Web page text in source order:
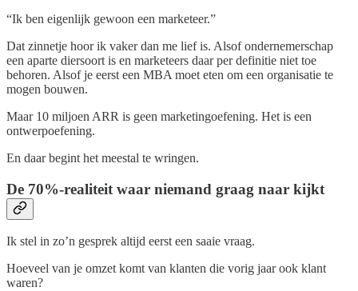
“Ik ben eigenlijk gewoon een marketeer.”
Dat zinnetje hoor ik vaker dan me lief is. Alsof ondernemerschap
een aparte diersoort is en marketeers daar per definitie niet toe
behoren. Alsof je eerst een MBA moet eten om een organisatie te
mogen bouwen.
Maar 10 miljoen ARR is geen marketingoefening. Het is een
ontwerpoefening.
En daar begint het meestal te wringen.
De 70%-realiteit waar niemand graag naar kijkt
Ik stel in zo’n gesprek altijd eerst een saaie vraag.
Hoeveel van je omzet komt van klanten die vorig jaar ook klant
waren?